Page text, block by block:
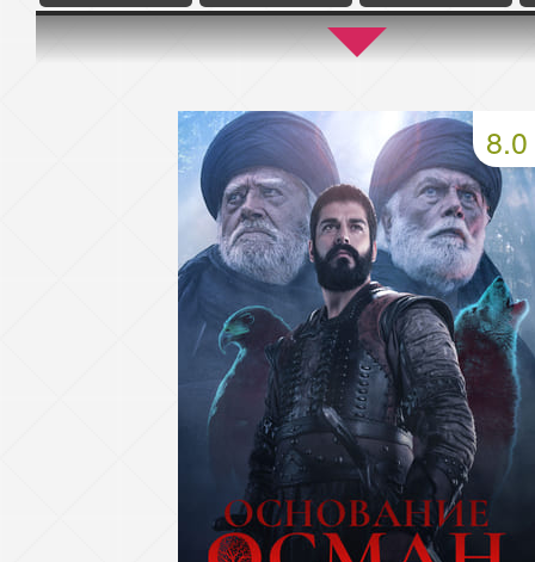
45 серия
46 серия
47 серия
50 серия
51 серия
54 серия
55 серия
58 серия
59 серия
62 серия
63 серия
66 серия
67 серия
70 серия
71 серия
74 серия
75 серия
78 серия
79 серия
8.0